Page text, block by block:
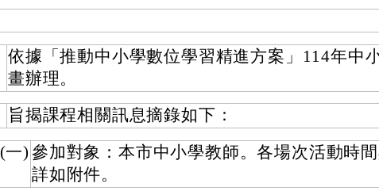
依據「推動中小學數位學習精進方案」114年中
畫辦理。
旨揭課程相關訊息摘錄如下：
(一) 參加對象：本市中小學教師。各場次活動時
詳如附件。